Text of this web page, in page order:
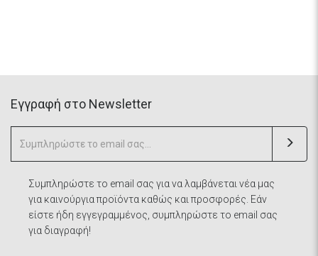
Eγγραφή στο Newsletter
Συμπληρώστε το email σας για να λαμβάνεται νέα μας
για καινούργια προϊόντα καθώς και προσφορές. Εάν
είστε ήδη εγγεγραμμένος, συμπληρώστε το email σας
για διαγραφή!